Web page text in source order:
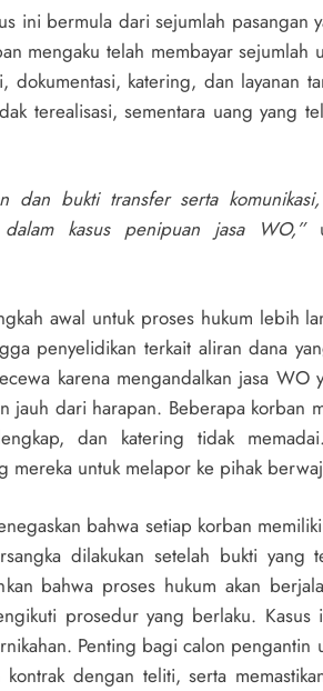
ini bermula dari sejumlah pasangan
mengaku telah membayar sejumlah
dokumentasi, katering, dan layanan
terealisasi, sementara uang yang
dan bukti transfer serta
kasus penipuan jasa WO,”
awal untuk proses hukum lebih
penyelidikan terkait aliran dana
karena mengandalkan jasa
jauh dari harapan. Beberapa korban
dan katering tidak
mereka untuk melapor ke pihak
bahwa setiap korban
dilakukan setelah bukti yang
bahwa proses hukum akan
prosedur yang berlaku.
Penting bagi calon pengantin
dengan teliti, serta